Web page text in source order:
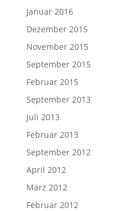
Januar 2016
Dezember 2015
November 2015
September 2015
Februar 2015
September 2013
Juli 2013
Februar 2013
September 2012
April 2012
März 2012
Februar 2012